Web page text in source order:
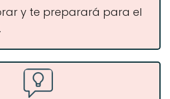
y te preparará para el